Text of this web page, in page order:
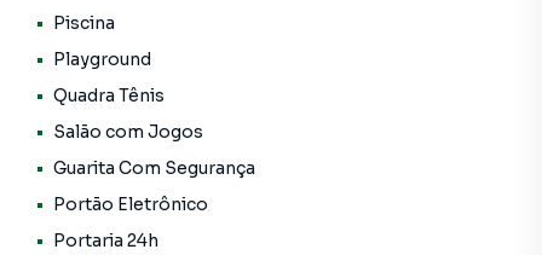
✨ Espaço ideal para convivência e lazer
✨ Aceita permuta
🛋️ AMBIENTES AMPLOS E ACONCHEGANTES
A sala impressiona pela amplitude e pelo pé-direito
elevado, criando um ambiente elegante e acolhedor. A
Piscina
Playground
Quadra Tênis
Salão com Jogos
Guarita Com Segurança
Portão Eletrônico
Portaria 24h